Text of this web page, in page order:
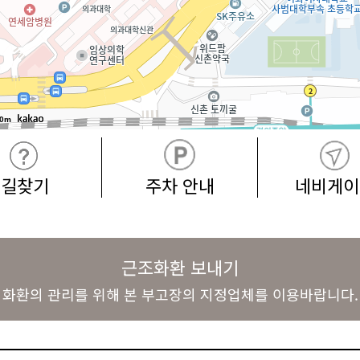
길찾기 주차 안내 네비게
근조화환 보내기
화환의 관리를 위해 본 부고장의 지정업체를 이용바랍니다.